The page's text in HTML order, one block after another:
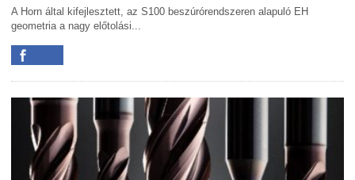
A Horn által kifejlesztett, az S100 beszúrórendszeren alapuló EH
geometria a nagy előtolási...